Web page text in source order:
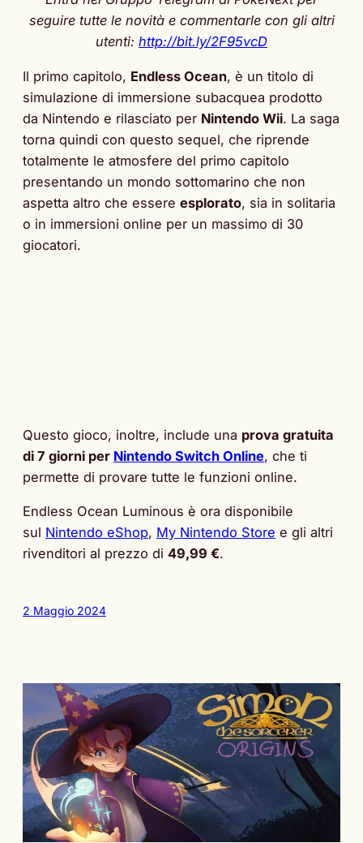
seguire tutte le novità e commentarle con gli altri
utenti: http://bit.ly/2F95vcD
Il primo capitolo, Endless Ocean, è un titolo di
simulazione di immersione subacquea prodotto
da Nintendo e rilasciato per Nintendo Wii. La saga
torna quindi con questo sequel, che riprende
totalmente le atmosfere del primo capitolo
presentando un mondo sottomarino che non
aspetta altro che essere esplorato, sia in solitaria
o in immersioni online per un massimo di 30
giocatori.
Questo gioco, inoltre, include una prova gratuita
di 7 giorni per Nintendo Switch Online, che ti
permette di provare tutte le funzioni online.
Endless Ocean Luminous è ora disponibile
sul Nintendo eShop, My Nintendo Store e gli altri
rivenditori al prezzo di 49,99 €.
2 Maggio 2024